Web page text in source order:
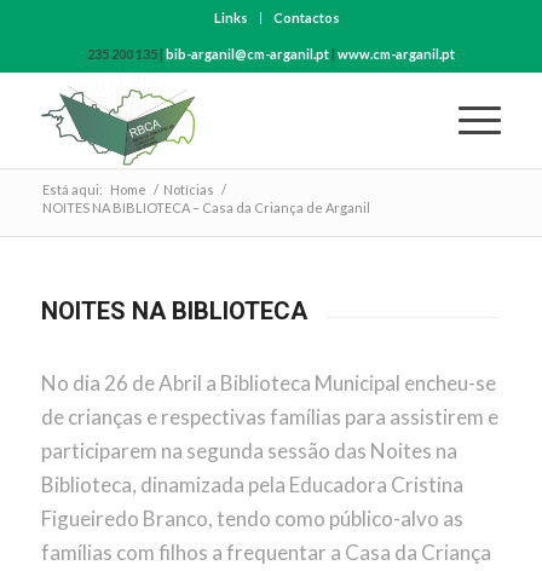
Links Contactos
235 200 135 | bib-arganil@cm-arganil.pt| www.cm-arganil.pt
Está aqui: Home / Notícias /
NOITES NA BIBLIOTECA – Casa da Criança de Arganil
NOITES NA BIBLIOTECA
No dia 26 de Abril a Biblioteca Municipal encheu-se
de crianças e respectivas famílias para assistirem e
participarem na segunda sessão das Noites na
Biblioteca, dinamizada pela Educadora Cristina
Figueiredo Branco, tendo como público-alvo as
famílias com filhos a frequentar a Casa da Criança